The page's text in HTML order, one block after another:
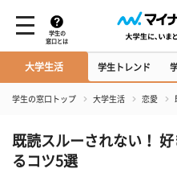
学生の
窓口とは
大学生活 学生トレンド
学生の窓口トップ 大学生活 恋愛
既読スルーされない！
るコツ5選